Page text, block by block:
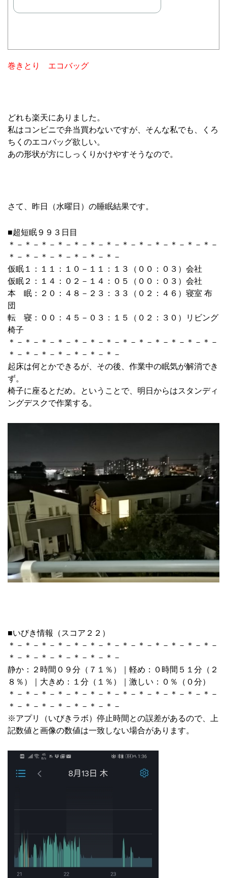
巻きとり エコバッグ
どれも楽天にありました。
私はコンビニで弁当買わないですが、そんな私でも、くろ
ちくのエコバッグ欲しい。
あの形状が方にしっくりかけやすそうなので。
さて、昨日（水曜日）の睡眠結果です。
■超短眠９９３日目
＊－＊－＊－＊－＊－＊－＊－＊－＊－＊－＊－＊－＊－
＊－＊－＊－＊－＊－＊－＊－
仮眠１：１１：１０－１１：１３（００：０３）会社
仮眠２：１４：０２－１４：０５（００：０３）会社
本 眠：２０：４８－２３：３３（０２：４６）寝室 布
団
転 寝：００：４５－０３：１５（０２：３０）リビング
椅子
＊－＊－＊－＊－＊－＊－＊－＊－＊－＊－＊－＊－＊－
＊－＊－＊－＊－＊－＊－＊－
起床は何とかできるが、その後、作業中の眠気が解消でき
ず。
椅子に座るとだめ。ということで、明日からはスタンディ
ングデスクで作業する。
■いびき情報（スコア２２）
＊－＊－＊－＊－＊－＊－＊－＊－＊－＊－＊－＊－＊－
＊－＊－＊－＊－＊－＊－＊－
静か：２時間０９分（７１％）｜軽め：０時間５１分（２
８％）｜大きめ：１分（１％）｜激しい：０％（０分）
＊－＊－＊－＊－＊－＊－＊－＊－＊－＊－＊－＊－＊－
＊－＊－＊－＊－＊－＊－＊－
※アプリ（いびきラボ）停止時間との誤差があるので、上
記数値と画像の数値は一致しない場合があります。